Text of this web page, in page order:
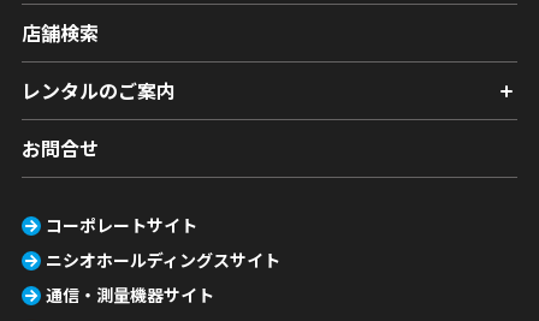
店舗検索
レンタルのご案内
お問合せ
コーポレートサイト
ニシオホールディングスサイト
通信・測量機器サイト